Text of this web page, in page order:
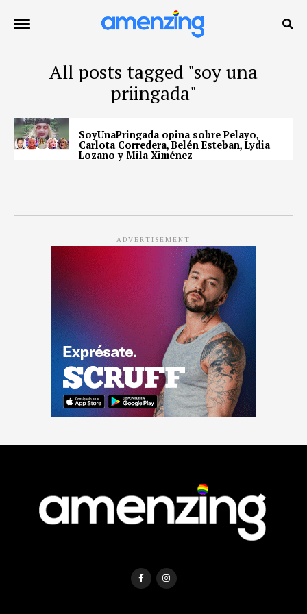
All posts tagged "soy una
priingada"
SoyUnaPringada opina sobre Pelayo,
Carlota Corredera, Belén Esteban, Lydia
Lozano y Mila Ximénez
ADVERTISEMENT